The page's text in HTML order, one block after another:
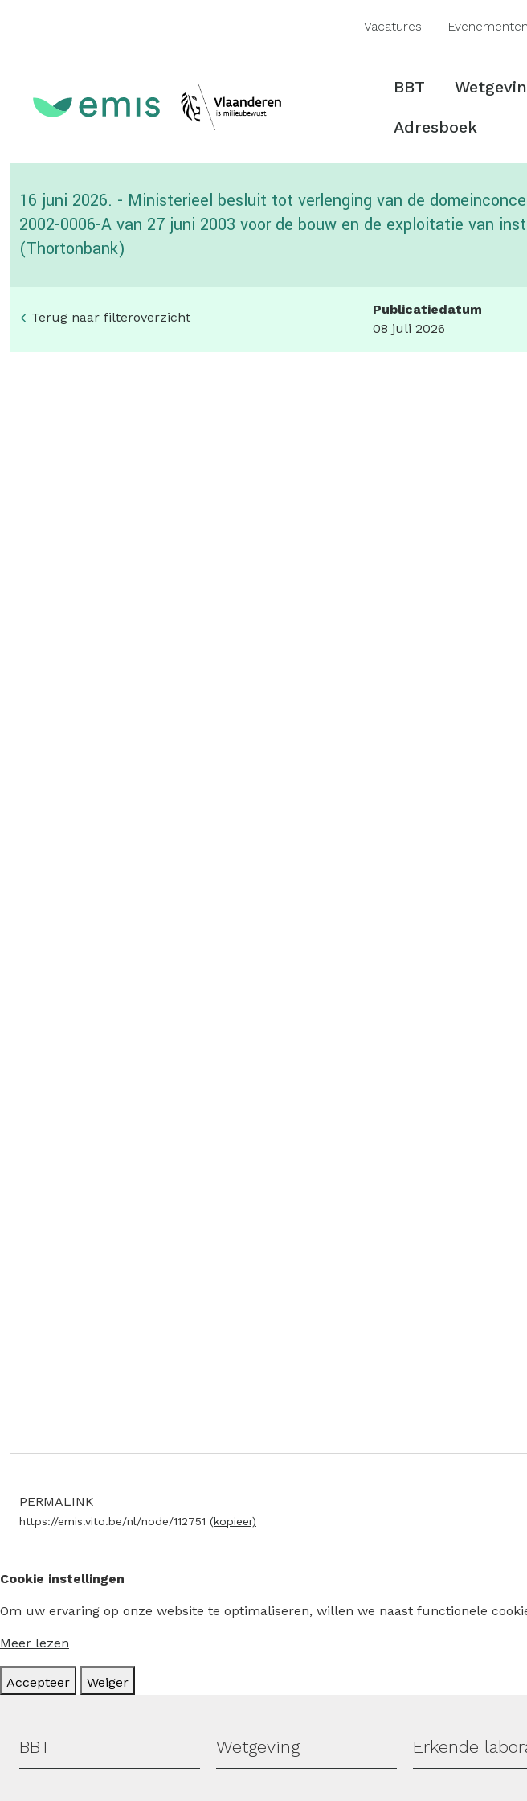
Vacatures Evenementen
Hoofdmenu
BBT
Adresboek
16 juni 2026. - Ministerieel besluit tot verlenging van de
2002-0006-A van 27 juni 2003 voor de bouw en de exploitatie van
(Thortonbank)
Terug naar filteroverzicht
Publicatiedatum
08 juli 2026
PERMALINK
https://emis.vito.be/nl/node/112751 (kopieer)
Cookie instellingen
Om uw ervaring op onze website te optimaliseren, willen we naast functionele
Meer lezen
Accepteer Weiger
Hoofdmenu
BBT Wetgeving Erkende